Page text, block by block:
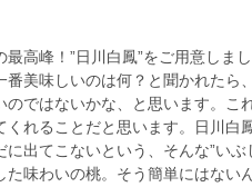
高峰！”日川白鳳”をご用意しまし
番美味しいのは何？と聞かれたら
のではないかな、と思います。
くれることだと思います。日川白
に出てこないという、そんな”い
味わいの桃。そう簡単にはない